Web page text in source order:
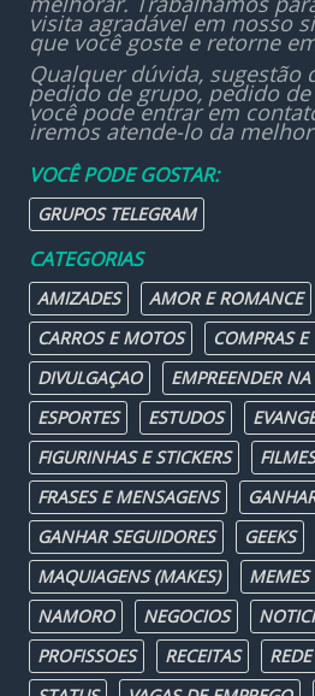
visita agradável em nosso
que você goste e retorne
Qualquer dúvida, sugestão
pedido de grupo, pedido
você pode entrar em
iremos atende-lo da
VOCÊ PODE GOSTAR:
GRUPOS TELEGRAM
CATEGORIAS
AMIZADES AMOR E ROMANCE
CARROS E MOTOS
COMPRAS E
DIVULGAÇAO
EMPREENDER
ESPORTES
ESTUDOS
FIGURINHAS E STICKERS
FRASES E MENSAGENS
GANHAR SEGUIDORES
GEEKS
MAQUIAGENS (MAKES)
MEMES
NAMORO
NEGOCIOS
PROFISSOES
RECEITAS